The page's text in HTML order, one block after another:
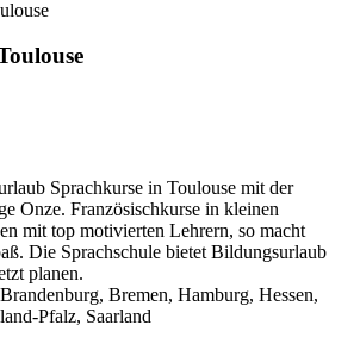
Sprachkurse in Toulouse mit der
Onze. Französischkurse in kleinen
mit top motivierten Lehrern, so macht
Die Sprachschule bietet Bildungsurlaub
planen.
Bremen, Hamburg, Hessen,
Pfalz, Saarland